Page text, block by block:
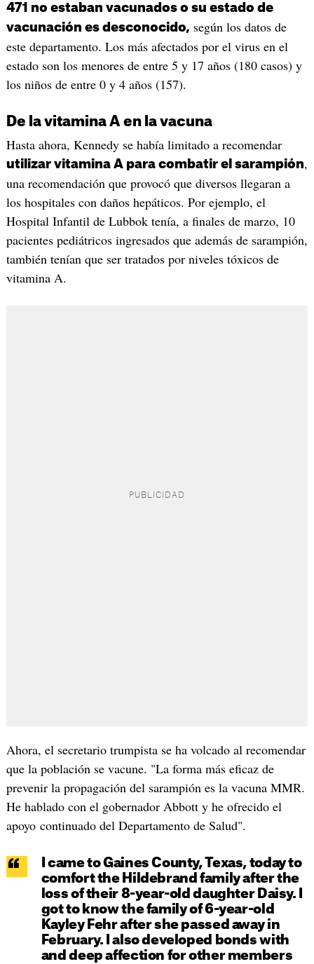
471 no estaban vacunados o su estado de
vacunación es desconocido, según los datos de
este departamento. Los más afectados por el virus en el
estado son los menores de entre 5 y 17 años (180 casos) y
los niños de entre 0 y 4 años (157).
De la vitamina A en la vacuna
Hasta ahora, Kennedy se había limitado a recomendar
utilizar vitamina A para combatir el sarampión,
una recomendación que provocó que diversos llegaran a
los hospitales con daños hepáticos. Por ejemplo, el
Hospital Infantil de Lubbok tenía, a finales de marzo, 10
pacientes pediátricos ingresados que además de sarampión,
también tenían que ser tratados por niveles tóxicos de
vitamina A.
Ahora, el secretario trumpista se ha volcado al recomendar
que la población se vacune. "La forma más eficaz de
prevenir la propagación del sarampión es la vacuna MMR.
He hablado con el gobernador Abbott y he ofrecido el
apoyo continuado del Departamento de Salud".
I came to­ Gaines County, Texas, today to
comfort the Hildebrand family after the
loss of their 8-year-old daughter Daisy. I
got to know the family of 6-year-old
Kayley Fehr after she passed away in
February. I also developed bonds with
and deep affection for other members